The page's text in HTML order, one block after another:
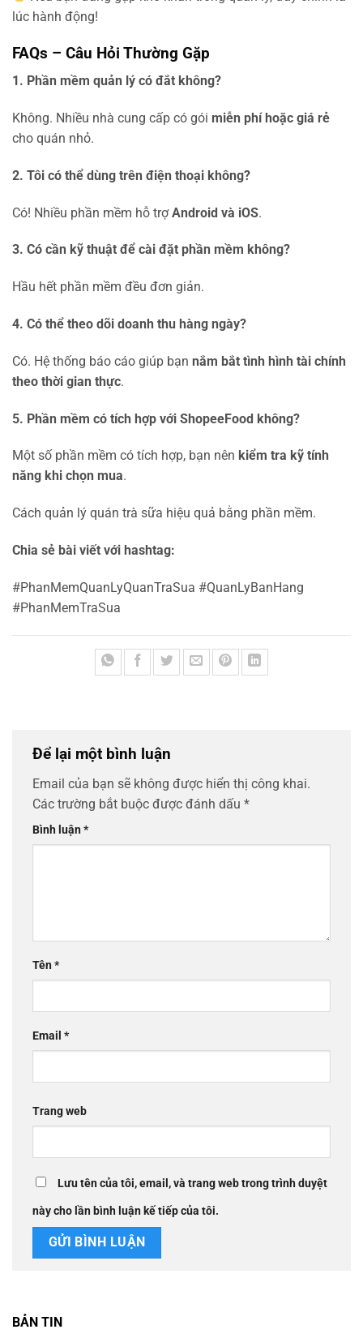
lúc hành động!
FAQs – Câu Hỏi Thường Gặp
1. Phần mềm quản lý có đắt không?
Không. Nhiều nhà cung cấp có gói miễn phí hoặc giá rẻ
cho quán nhỏ.
2. Tôi có thể dùng trên điện thoại không?
Có! Nhiều phần mềm hỗ trợAndroid và iOS.
3. Có cần kỹ thuật để cài đặt phần mềm không?
Hầu hết phần mềm đều đơn giản.
4. Có thể theo dõi doanh thu hàng ngày?
Có. Hệ thống báo cáo giúp bạn nắm bắt tình hình tài chính
theo thời gian thực.
5. Phần mềm có tích hợp với ShopeeFood không?
Một số phần mềm có tích hợp, bạn nên kiểm tra kỹ tính
năng khi chọn mua.
Cách quản lý quán trà sữa hiệu quả bằng phần mềm.
Chia sẻ bài viết với hashtag:
#PhanMemQuanLyQuanTraSua #QuanLyBanHang
#PhanMemTraSua
Để lại một bình luận
Email của bạn sẽ không được hiển thị công khai.
Các trường bắt buộc được đánh dấu *
Bình luận*
Tên*
Email *
Trang web
Lưu tên của tôi, email, và trang web trong trình duyệt
này cho lần bình luận kế tiếp của tôi.
BẢN TIN